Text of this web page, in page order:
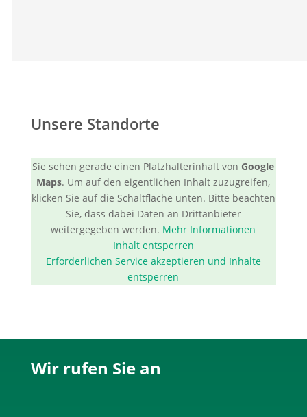
Unsere Standorte
Sie sehen gerade einen Platzhalterinhalt von Google
Maps. Um auf den eigentlichen Inhalt zuzugreifen,
klicken Sie auf die Schaltfläche unten. Bitte beachten
Sie, dass dabei Daten an Drittanbieter
weitergegeben werden. Mehr Informationen
Inhalt entsperren
Erforderlichen Service akzeptieren und Inhalte
entsperren
Wir rufen Sie an